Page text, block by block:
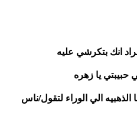
انك بتكرشي عليه
حبيبتي يا زهره